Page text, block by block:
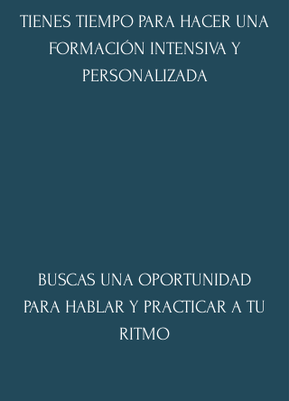
TIENES TIEMPO PARA HACER UNA
FORMACIÓN INTENSIVA Y
PERSONALIZADA
BUSCAS UNA OPORTUNIDAD
PARA HABLAR Y PRACTICAR A TU
RITMO